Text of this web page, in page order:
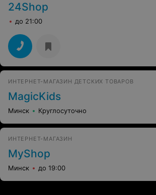
24Shop
до 21:00
ИНТЕРНЕТ-МАГАЗИН ДЕТСКИХ ТОВАРОВ
MagicKids
Минск Круглосуточно
ИНТЕРНЕТ-МАГАЗИН
MyShop
Минск до 19:00